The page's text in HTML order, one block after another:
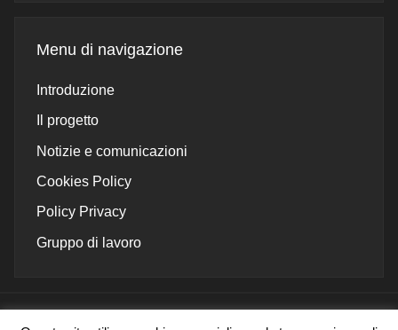
Menu di navigazione
Introduzione
Il progetto
Notizie e comunicazioni
Cookies Policy
Policy Privacy
Gruppo di lavoro